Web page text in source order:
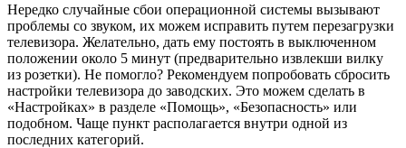
Нередко случайные сбои операционной системы вызывают
проблемы со звуком, их можем исправить путем перезагрузки
телевизора. Желательно, дать ему постоять в выключенном
положении около 5 минут (предварительно извлекши вилку
из розетки). Не помогло? Рекомендуем попробовать сбросить
настройки телевизора до заводских. Это можем сделать в
«Настройках» в разделе «Помощь», «Безопасность» или
подобном. Чаще пункт располагается внутри одной из
последних категорий.